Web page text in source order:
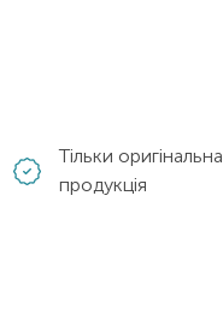
Тільки оригінальна
продукція